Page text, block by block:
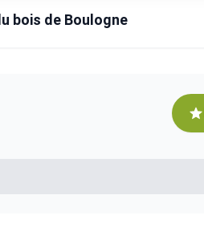
bois de Boulogne